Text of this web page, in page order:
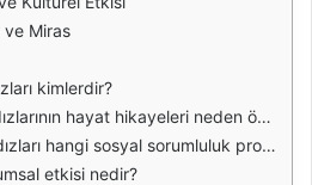
ve Miras
kimlerdir?
hayat hikayeleri neden önemlidir?
sosyal sorumluluk projelerine katkıda bulunmuştur?
etkisi nedir?